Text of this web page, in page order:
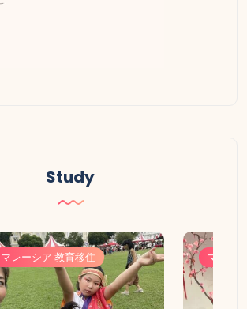
Study
マレーシア 教育移住 マレー